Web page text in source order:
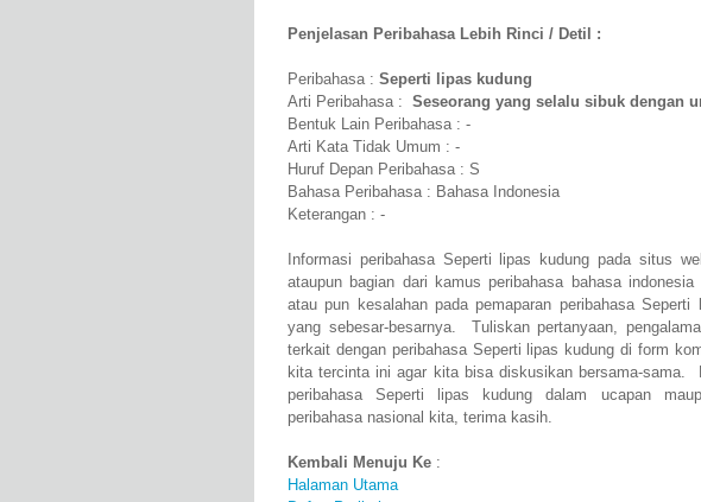
Penjelasan Peribahasa Lebih Rinci / Detil :
Peribahasa : Seperti lipas kudung
Arti Peribahasa : Seseorang yang selalu sibuk dengan
Bentuk Lain Peribahasa : -
Arti Kata Tidak Umum : -
Huruf Depan Peribahasa : S
Bahasa Peribahasa : Bahasa Indonesia
Keterangan : -
Informasi peribahasa Seperti lipas kudung pada situs
ataupun bagian dari kamus peribahasa bahasa
atau pun kesalahan pada pemaparan peribahasa
yang sebesar-besarnya. Tuliskan pertanyaan,
terkait dengan peribahasa Seperti lipas kudung di form
kita tercinta ini agar kita bisa diskusikan bersama-sama.
peribahasa Seperti lipas kudung dalam ucapan
peribahasa nasional kita, terima kasih.
Kembali Menuju Ke :
Halaman Utama